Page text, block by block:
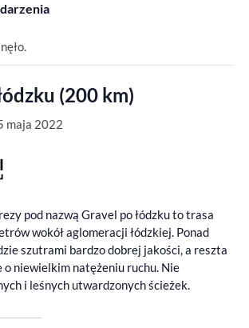
(200 km)
maja 2022
pod nazwą Gravel po łódzku to trasa
wokół aglomeracji łódzkiej. Ponad
szutrami bardzo dobrej jakości, a reszta
niewielkim natężeniu ruchu. Nie
i leśnych utwardzonych ścieżek.